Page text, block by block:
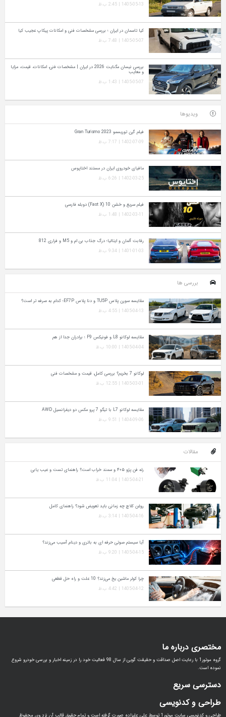
1405-05-13 | 2:45 ب.ظ
کیا تاسمان در ایران ؛ بررسی مشخصات فنی و امکانات پیکاپ عجیب کیا
1405-05-07 | 7:48 ب.ظ
بررسی نیسان مگنایت 2026 در ایران | مشخصات فنی، امکانات، قیمت، مزایا
و معایب
1405-05-07 | 1:43 ب.ظ
ویدیوها
فیلم گرن توریسمو Gran Turismo 2023
1402-07-09 | 7:17 ب.ظ
مافیای خودروی ایران در مستند اختاپوس
1402-03-25 | 6:26 ب.ظ
فیلم سریع و خشن 10 (Fast X) دوبله فارسی
1402-03-11 | 1:48 ب.ظ
رقابت آلمان و ایتالیا؛ درگ جذاب بی ام و M5 و فراری 812
1401-01-03 | 9:34 ب.ظ
بررسی ها
مقایسه سورن پلاس TU5P و دنا پلاس EF7P؛ کدام به‌ صرفه‌ تر است؟
1405-04-13 | 4:55 ب.ظ
مقایسه لوکانو L8 و فونیکس F9 ؛ برادران جدا از هم
1405-04-04 | 10:00 ب.ظ
لوکانو 7 بخریم؟ بررسی کامل، قیمت و مشخصات فنی
1405-03-01 | 12:55 ب.ظ
مقایسه لوکانو L7 با تیگو 7 پرو مکس دو دیفرانسیل AWD
1404-09-06 | 9:51 ب.ظ
مقالات
رله فن پژو ۴۰۵ و سمند خراب است؟ راهنمای تست و عیب‌ یابی
1405-04-21 | 11:04 ب.ظ
روغن کلاچ چه زمانی باید تعویض شود؟ راهنمای کامل
1405-04-16 | 3:14 ب.ظ
آیا سیستم صوتی حرفه‌ ای به باتری و دینام آسیب می‌زند؟
1405-04-15 | 9:20 ب.ظ
چرا کولر ماشین یخ می‌زند؟ 10 علت و راه‌ حل قطعی
1405-04-12 | 4:42 ب.ظ
مختصری درباره ما
گروه موتور1 با رعایت اصل صداقت و حقیقت گویی از سال 98 فعالیت خود را در زمینه اخبار و بررسی خودرو شروع
نموده است.
دسترسی سریع
طراحی و کدنویسی
طراحی و کدنویسی سایت موتور1 توسط علی علیزاده صورت گرفته است و تمام حقوق قالب آن نزد وی محفوظ